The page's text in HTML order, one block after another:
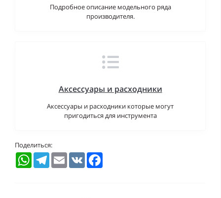
Подробное описание модельного ряда
производителя.
Аксессуары и расходники
Аксессуары и расходники которые могут
пригодиться для инструмента
Поделиться:
WhatsAppTelegramEmail VK